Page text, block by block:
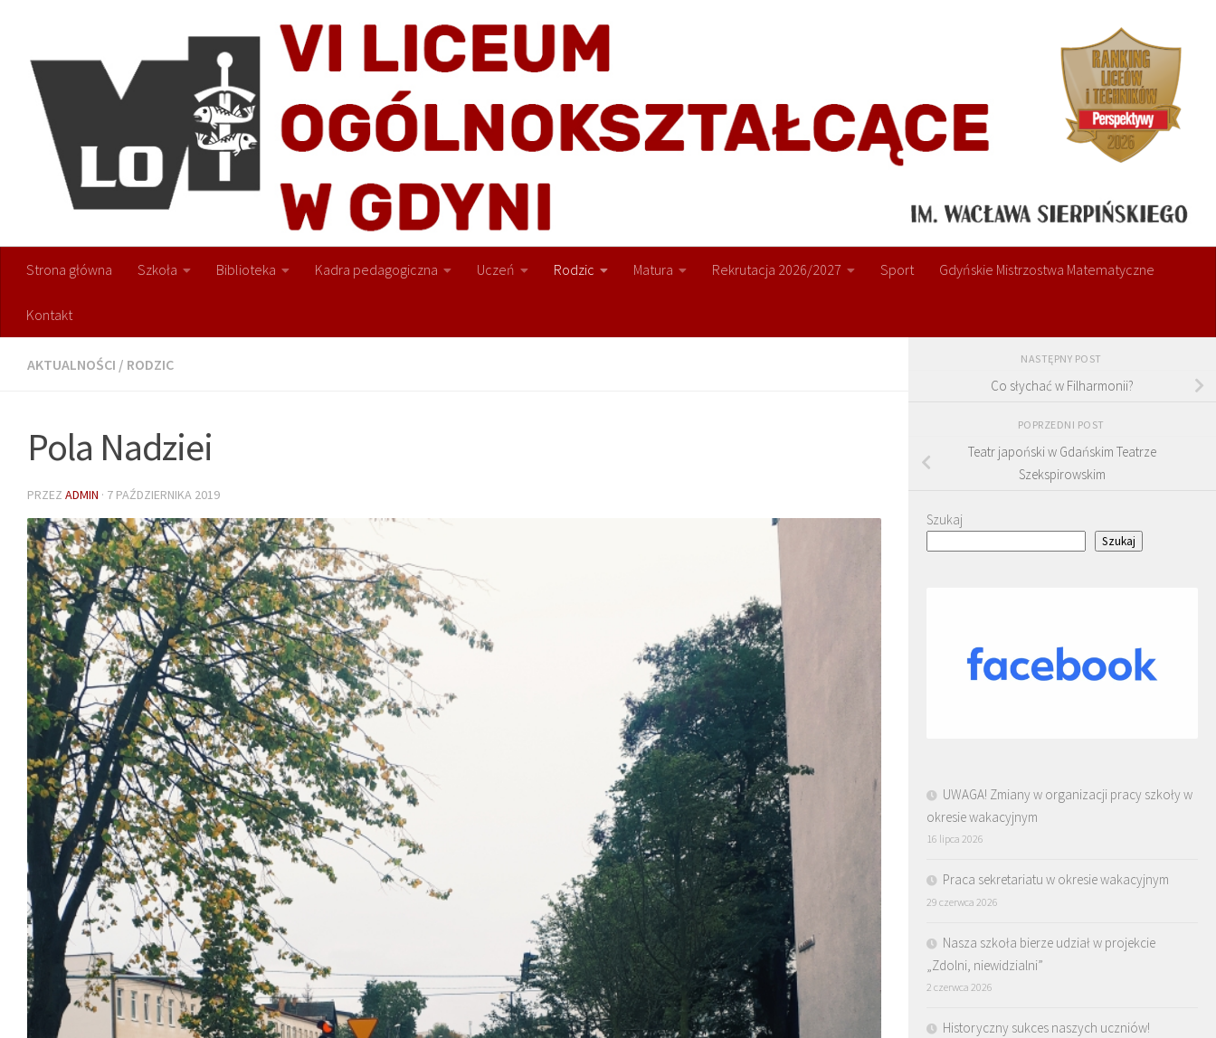
Strona główna Szkoła Biblioteka Kadra pedagogiczna Uczeń Rodzic Matura Rekrutacja 2026/2027 Sport Gdyńskie Mistrzostwa Matematyczne
Kontakt
AKTUALNOŚCI / RODZIC
Pola Nadziei
PRZEZ ADMIN · 7 PAŹDZIERNIKA 2019
NASTĘPNY POST
Co słychać w Filharmonii?
POPRZEDNI POST
Teatr japoński w Gdańskim Teatrze
Szekspirowskim
Szukaj
Szukaj
UWAGA! Zmiany w organizacji pracy szkoły w
okresie wakacyjnym
16 lipca 2026
Praca sekretariatu w okresie wakacyjnym
29 czerwca 2026
Nasza szkoła bierze udział w projekcie
„Zdolni, niewidzialni”
2 czerwca 2026
Historyczny sukces naszych uczniów!